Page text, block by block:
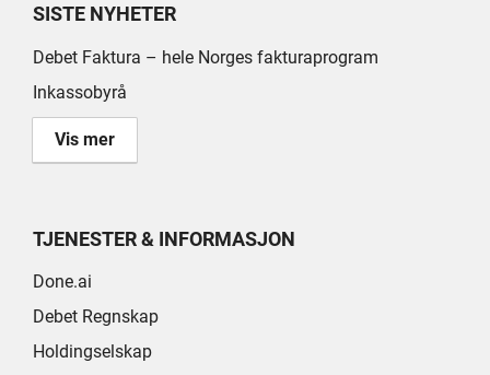
SISTE NYHETER
Debet Faktura – hele Norges fakturaprogram
Inkassobyrå
Vis mer
TJENESTER & INFORMASJON
Done.ai
Debet Regnskap
Holdingselskap